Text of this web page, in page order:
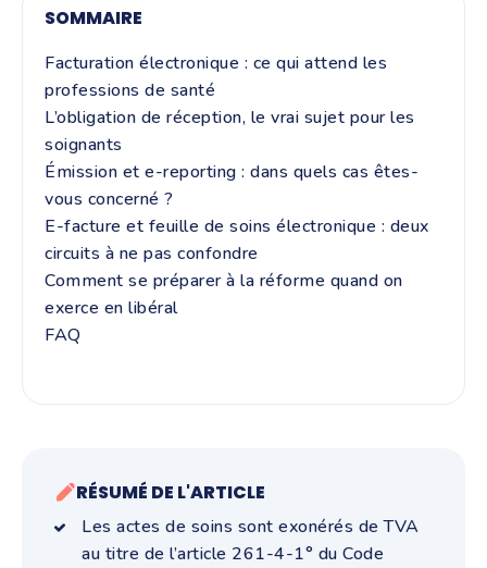
SOMMAIRE
Facturation électronique : ce qui attend les
professions de santé
L’obligation de réception, le vrai sujet pour les
soignants
Émission et e-reporting : dans quels cas êtes-
vous concerné ?
E-facture et feuille de soins électronique : deux
circuits à ne pas confondre
Comment se préparer à la réforme quand on
exerce en libéral
FAQ
RÉSUMÉ DE L'ARTICLE
Les actes de soins sont exonérés de TVA
au titre de l’article 261-4-1° du Code